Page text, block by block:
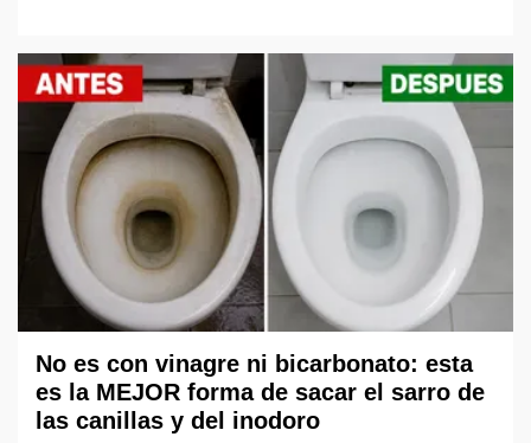
No es con vinagre ni bicarbonato: esta
es la MEJOR forma de sacar el sarro de
las canillas y del inodoro